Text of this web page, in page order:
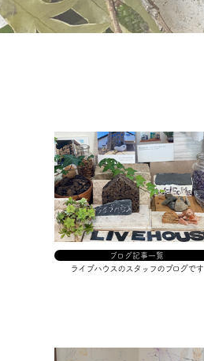
ブログ記事一覧
ライブハウスのスタッフのブログです